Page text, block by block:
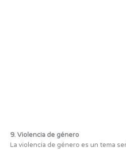
9. Violencia de género
La violencia de género es un tema